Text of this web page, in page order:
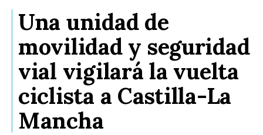
Una unidad de
movilidad y seguridad
vial vigilará la vuelta
ciclista a Castilla-La
Mancha